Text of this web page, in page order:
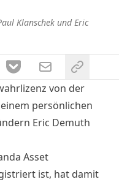
Klanschek und Eric
von der
einem persönlichen
Eric Demuth
Asset
ist, hat damit